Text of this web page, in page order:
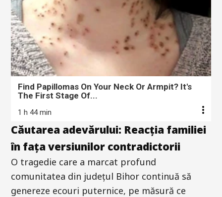
Find Papillomas On Your Neck Or Armpit? It's
The First Stage Of...
1 h 44 min
Căutarea adevărului: Reacția familiei
în fața versiunilor contradictorii
O tragedie care a marcat profund
comunitatea din județul Bihor continuă să
genereze ecouri puternice, pe măsură ce